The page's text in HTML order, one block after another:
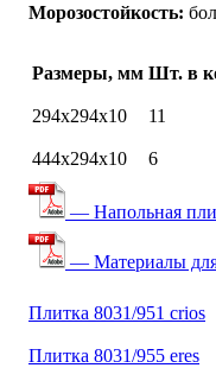
Морозостойкость:
Размеры, мм Шт. в
294х294х10 11
444x294x10 6
— Напольная
— Материалы для
Плитка 8031/951 crios
Плитка 8031/955 eres